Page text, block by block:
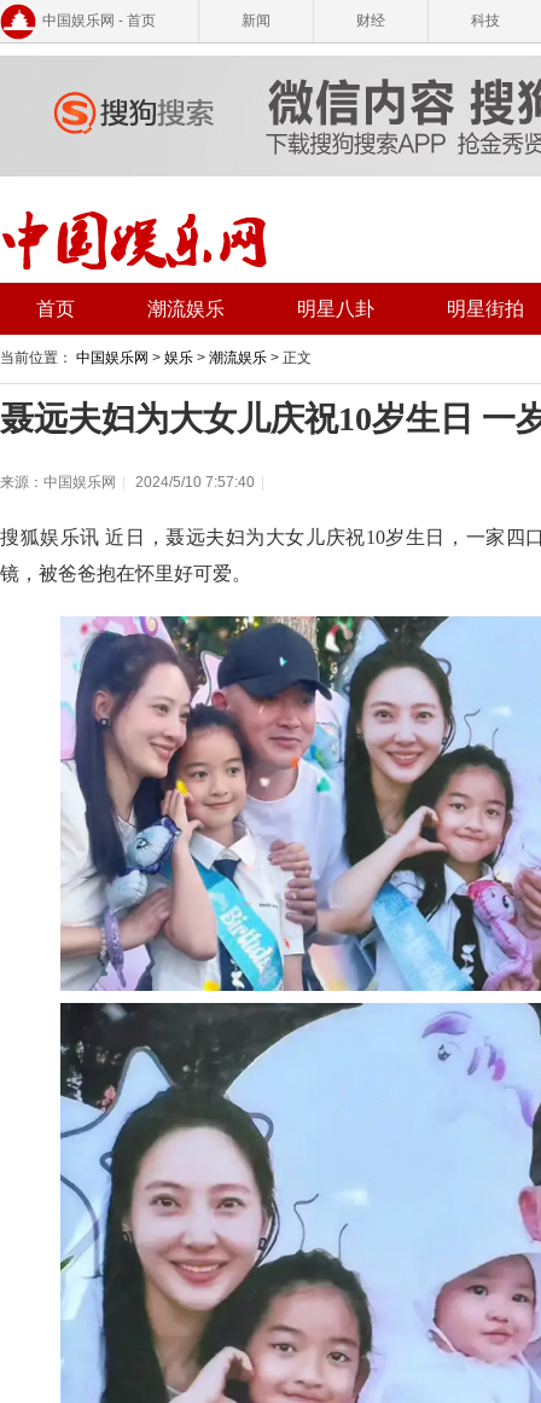
中国娱乐网 - 首页 新闻 财经 科技
首页 潮流娱乐 明星八卦 明星街拍
当前位置： 中国娱乐网 > 娱乐 > 潮流娱乐 > 正文
聂远夫妇为大女儿庆祝10岁生日 一
来源：中国娱乐网 2024/5/10 7:57:40
搜狐娱乐讯 近日，聂远夫妇为大女儿庆祝10岁生日，一家四
镜，被爸爸抱在怀里好可爱。